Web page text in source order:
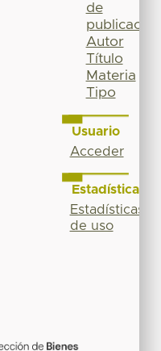
de
publicación
Autor
Título
Materia
Tipo
Usuario
Acceder
Estadísticas
Estadísticas
de uso